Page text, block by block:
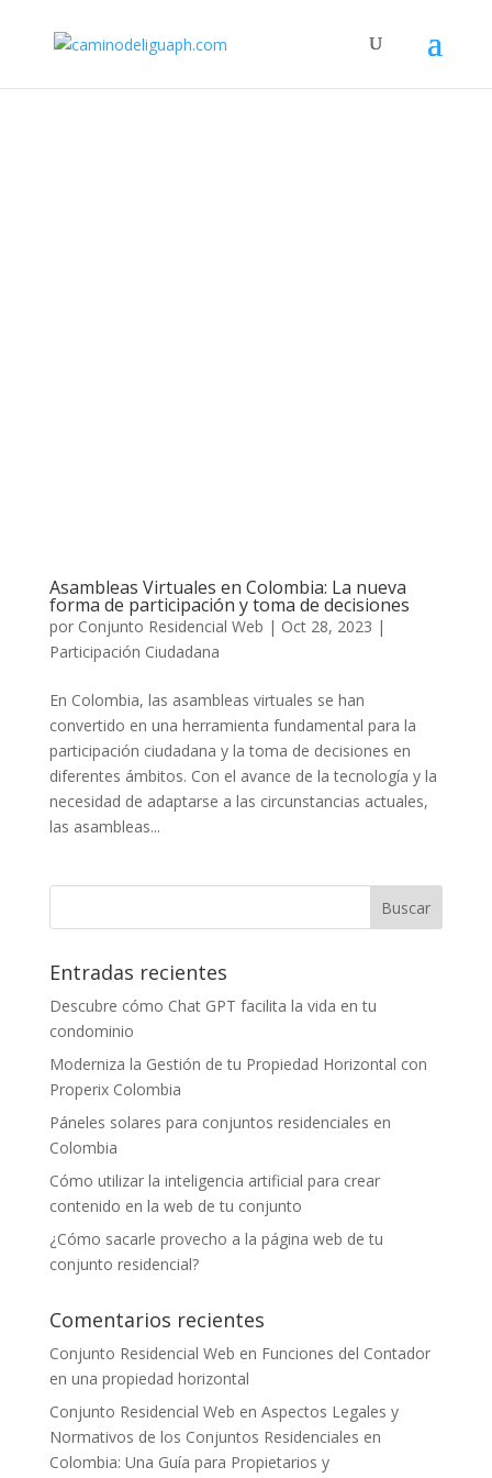
Asambleas Virtuales en Colombia: La nueva
forma de participación y toma de decisiones
por Conjunto Residencial Web | Oct 28, 2023 |
Participación Ciudadana
En Colombia, las asambleas virtuales se han
convertido en una herramienta fundamental para la
participación ciudadana y la toma de decisiones en
diferentes ámbitos. Con el avance de la tecnología y la
necesidad de adaptarse a las circunstancias actuales,
las asambleas...
Entradas recientes
Descubre cómo Chat GPT facilita la vida en tu
condominio
Moderniza la Gestión de tu Propiedad Horizontal con
Properix Colombia
Páneles solares para conjuntos residenciales en
Colombia
Cómo utilizar la inteligencia artificial para crear
contenido en la web de tu conjunto
¿Cómo sacarle provecho a la página web de tu
conjunto residencial?
Comentarios recientes
Conjunto Residencial Web en Funciones del Contador
en una propiedad horizontal
Conjunto Residencial Web en Aspectos Legales y
Normativos de los Conjuntos Residenciales en
Colombia: Una Guía para Propietarios y